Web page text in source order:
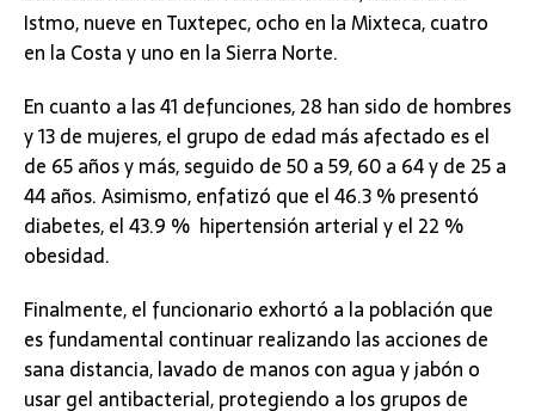
Istmo, nueve en Tuxtepec, ocho en la Mixteca, cuatro
en la Costa y uno en la Sierra Norte.
En cuanto a las 41 defunciones, 28 han sido de hombres
y 13 de mujeres, el grupo de edad más afectado es el
de 65 años y más, seguido de 50 a 59, 60 a 64 y de 25 a
44 años. Asimismo, enfatizó que el 46.3 % presentó
diabetes, el 43.9 % hipertensión arterial y el 22 %
obesidad.
Finalmente, el funcionario exhortó a la población que
es fundamental continuar realizando las acciones de
sana distancia, lavado de manos con agua y jabón o
usar gel antibacterial, protegiendo a los grupos de